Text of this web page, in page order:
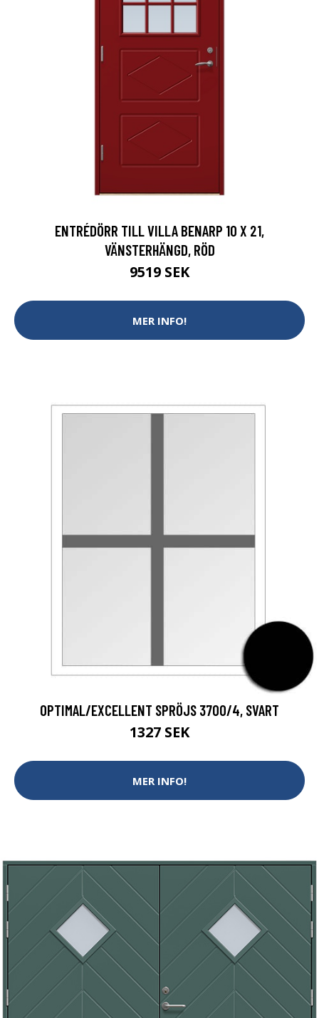
ENTRÉDÖRR TILL VILLA BENARP 10 X 21,
VÄNSTERHÄNGD, RÖD
9519 SEK
MER INFO!
OPTIMAL/EXCELLENT SPRÖJS 3700/4, SVART
1327 SEK
MER INFO!